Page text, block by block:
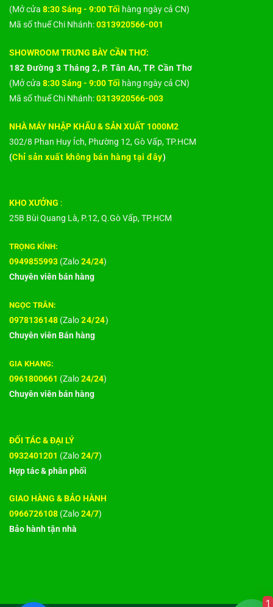
(Mở cửa 8:30 Sáng - 9:00 Tối hàng ngày cả CN)
Mã số thuế Chi Nhánh:0313920566-001
SHOWROOM TRƯNG BÀY CẦN THƠ:
182 Đường 3 Tháng 2, P. Tân An, TP. Cần Thơ
(Mở cửa 8:30 Sáng - 9:00 Tối hàng ngày cả CN)
Mã số thuế Chi Nhánh:0313920566-003
NHÀ MÁY NHẬP KHẨU & SẢN XUẤT 1000M2
302/8 Phan Huy Ích, Phường 12, Gò Vấp, TP.HCM
(Chỉ sản xuất không bán hàng tại đây)
KHO XƯỞNG :
25B Bùi Quang Là, P.12, Q.Gò Vấp, TP.HCM
TRỌNG KÍNH:
0949855993 (Zalo24/24)
Chuyên viên bán hàng
NGỌC TRÂN:
0978136148 (Zalo24/24)
Chuyên viên Bán hàng
GIA KHANG:
0961800661 (Zalo24/24)
Chuyên viên bán hàng
ĐỐI TÁC & ĐẠI LÝ
0932401201 (Zalo24/7)
Hợp tác & phân phối
GIAO HÀNG & BẢO HÀNH
0966726108 (Zalo24/7)
Bảo hành tận nhà
1